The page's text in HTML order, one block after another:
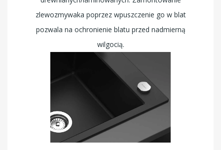
zlewozmywaka poprzez wpuszczenie go w blat
pozwala na ochronienie blatu przed nadmierną
wilgocią.